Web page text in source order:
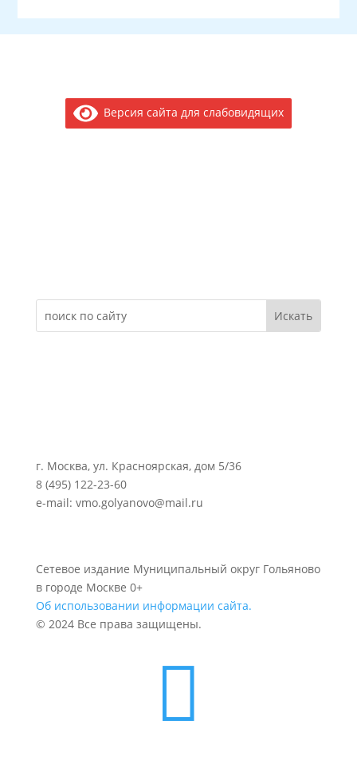
Версия сайта для слабовидящих
г. Москва, ул. Красноярская, дом 5/36
8 (495) 122-23-60
e-mail: vmo.golyanovo@mail.ru
Сетевое издание Муниципальный округ Гольяново
в городе Москве 0+
Об использовании информации сайта.
© 2024 Все права защищены.
